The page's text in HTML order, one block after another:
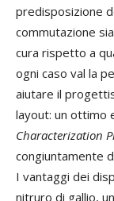
predisposizione
commutazione
cura rispetto a
ogni caso val la
aiutare il
layout: un ottimo
Characterization
congiuntamente
I vantaggi dei
nitruro di gallio,